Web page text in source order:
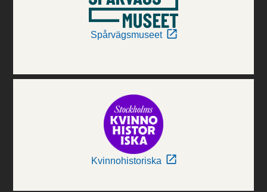
Spårvägsmuseet
Kvinnohistoriska